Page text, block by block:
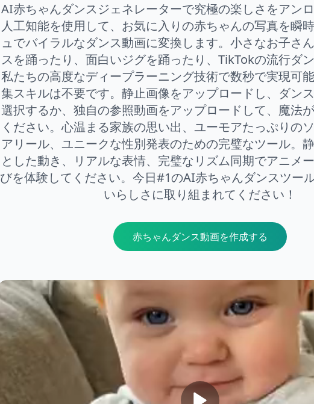
AI赤ちゃんダンスジェネレーターで究極の楽しさをアン
人工知能を使用して、お気に入りの赤ちゃんの写真を瞬
ュでバイラルなダンス動画に変換します。小さなお子さ
スを踊ったり、面白いジグを踊ったり、TikTokの流行ダン
私たちの高度なディープラーニング技術で数秒で実現可
集スキルは不要です。静止画像をアップロードし、ダン
選択するか、独自の参照動画をアップロードして、魔法
ください。心温まる家族の思い出、ユーモアたっぷりの
アリール、ユニークな性別発表のための完璧なツール。
とした動き、リアルな表情、完璧なリズム同期でアニメ
びを体験してください。今日#1のAI赤ちゃんダンスツー
いらしさに取り組まれてください！
赤ちゃんダンス動画を作成する